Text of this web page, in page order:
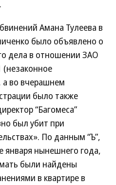
Амана Тулеева в
было объявлено о
дела в отношении ЗАО
(незаконное
а во вчерашнем
было также
“Багомеса”
был убит при
По данным “Ъ”,
января нынешнего года,
были найдены
в квартире в